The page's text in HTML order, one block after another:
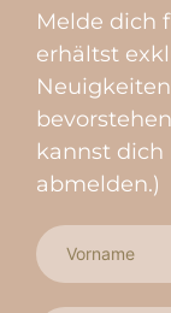
Melde dich
erhältst
kannst
abmelden.)